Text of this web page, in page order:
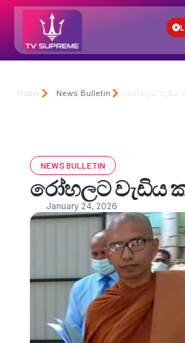
Home News Bulletin රෝහලට වැඩිය
NEWS BULLETIN
රෝහලට වැඩිය
January 24, 2026